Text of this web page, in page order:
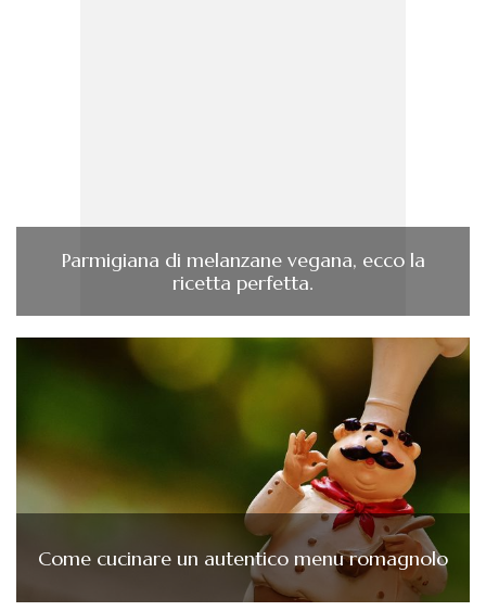
Parmigiana di melanzane vegana, ecco la
ricetta perfetta.
Come cucinare un autentico menu romagnolo